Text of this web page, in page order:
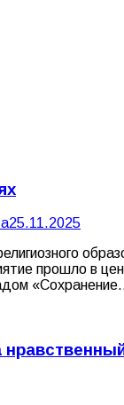
25.11.2025
прошло в